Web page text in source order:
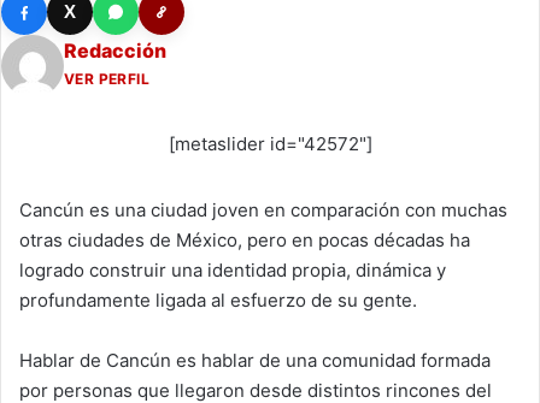
X
Redacción
VER PERFIL
[metaslider id="42572"]
Cancún es una ciudad joven en comparación con muchas
otras ciudades de México, pero en pocas décadas ha
logrado construir una identidad propia, dinámica y
profundamente ligada al esfuerzo de su gente.
Hablar de Cancún es hablar de una comunidad formada
por personas que llegaron desde distintos rincones del